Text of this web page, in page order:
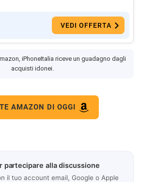
VEDI OFFERTA
iPhoneItalia riceve un guadagno dagli
acquisti idonei.
AMAZON DI OGGI
partecipare alla discussione
il tuo account email, Google o Apple